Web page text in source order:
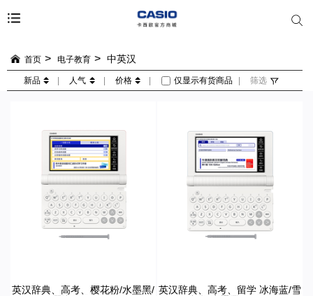
首页 电子教育 中英汉
新品 人气 价格 仅显示有货商品 筛选
英汉辞典、高考、樱花粉/水墨黑/ 英汉辞典、高考、留学 冰海蓝/雪